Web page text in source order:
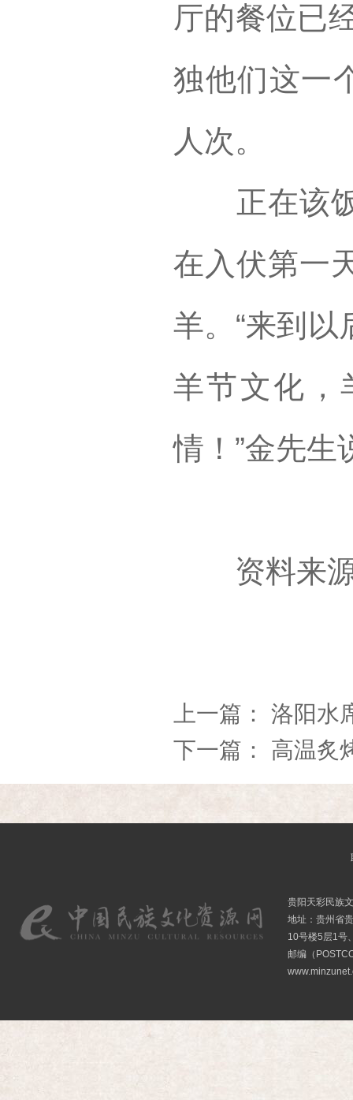
厅的餐位已
独他们这一
人次。
正在该饭
在入伏第一
羊。“来到
羊节文化，
情！”金先生
资料来源
上一篇： 洛阳水
下一篇： 高温炙
贵阳天彩民族
地址：贵州省
10号楼5层1号
邮编（